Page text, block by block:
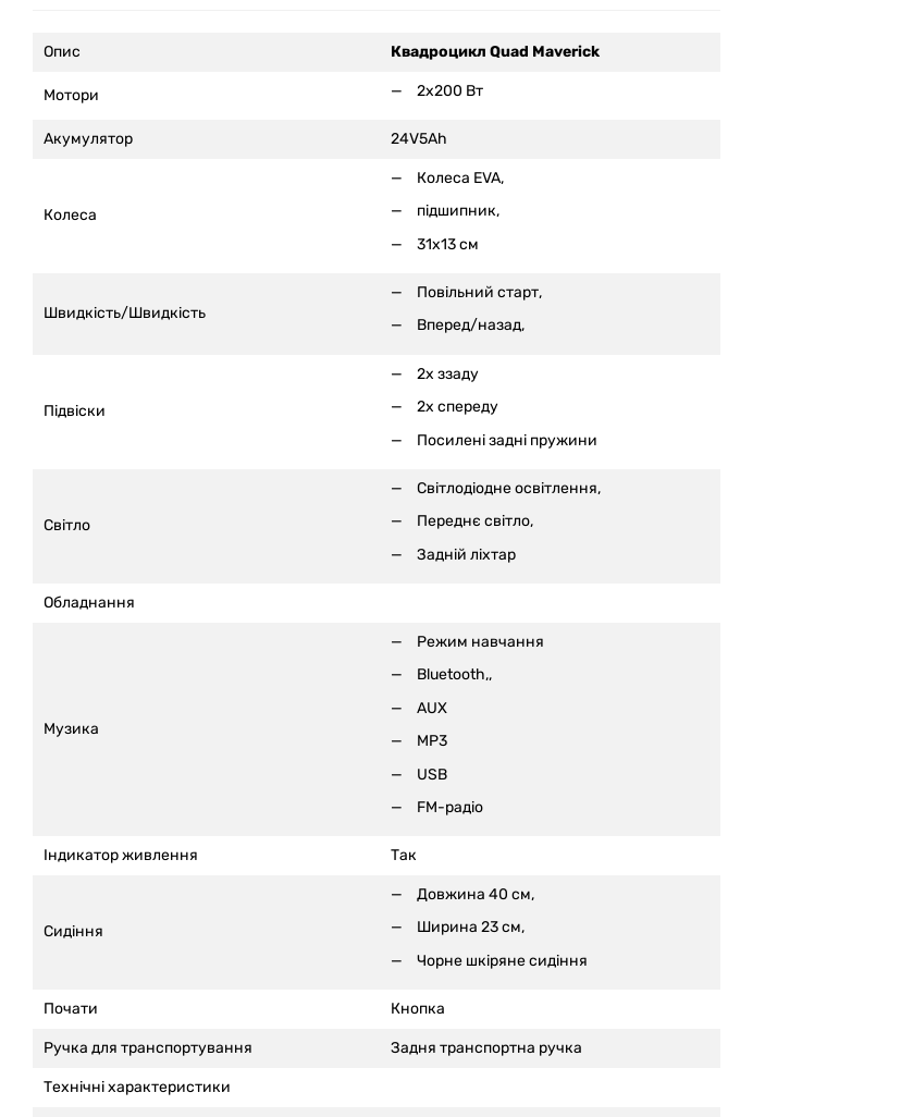
Опис Квадроцикл Quad Maverick
Мотори 2x200 Вт
Акумулятор 24V5Ah
Колеса
Колеса EVA,
підшипник,
31x13 см
Швидкість/Швидкість
Повільний старт,
Вперед/назад,
Підвіски
2x ззаду
2x спереду
Посилені задні пружини
Світло
Світлодіодне освітлення,
Переднє світло,
Задній ліхтар
Обладнання
Музика
Режим навчання
Bluetooth,,
AUX
MP3
USB
FM-радіо
Індикатор живлення Так
Сидіння
Довжина 40 см,
Ширина 23 см,
Чорне шкіряне сидіння
Почати Кнопка
Ручка для транспортування Задня транспортна ручка
Технічні характеристики